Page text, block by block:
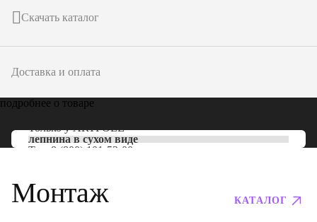
Скачать каталог
Доставка и оплата
подробнее о товаре
Только уARTPOLE
лепнина в сухом виде
Тел: 8 (800) 101-53-00
Монтаж КАТАЛОГ